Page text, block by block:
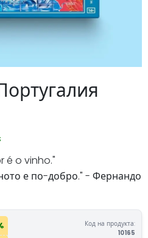
é o vinho."
е по-добро." - Фернандо
Код на продукта:
10165